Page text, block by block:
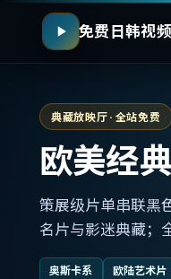
免费日韩视频
典藏放映厅 · 全站免费
欧美经
策展级片单串联黑
名片与影迷典藏；
奥斯卡系 欧陆艺术片